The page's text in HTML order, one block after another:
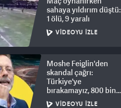
sahaya yıldırım düştü:
1 ölü, 9 yaralı
VIDEOYU İZLE
Moshe Feiglin'den
skandal çağrı:
Türkiye'ye
bırakamayız, 800 bin
kişi için derhal sürgün!
VIDEOYU İZLE